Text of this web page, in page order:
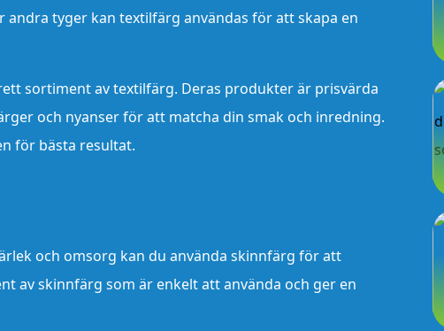
andra tyger kan textilfärg användas för att skapa en
sortiment av textilfärg. Deras produkter är prisvärda
och nyanser för att matcha din smak och inredning.
för bästa resultat.
och omsorg kan du använda skinnfärg för att
av skinnfärg som är enkelt att använda och ger en